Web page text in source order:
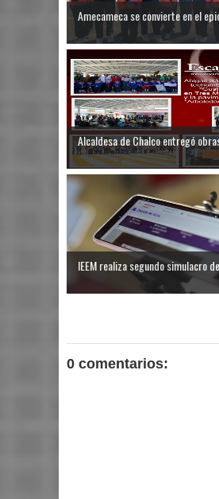
Amecameca se convierte en el
Alcaldesa de Chalco entregó
IEEM realiza segundo simulacro
0 comentarios: